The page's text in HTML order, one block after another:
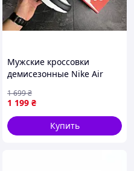
Мужские кроссовки
демисезонные Nike Air
белые 44 45 46
1 199 ₴
1 699₴
Купить